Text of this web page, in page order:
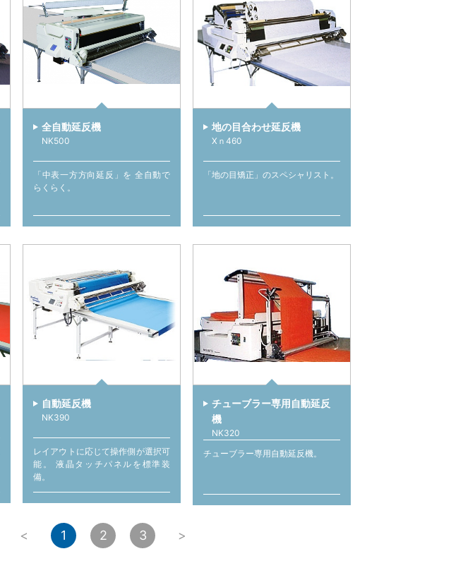
全自動延反機
NK500
「中表一方方向延反」を 全自動で
らくらく。
地の目合わせ延反機
Xｎ460
「地の目矯正」のスペシャリスト。
自動延反機
NK390
レイアウトに応じて操作側が選択可
能。 液晶タッチパネルを標準装
備。
チューブラー専用自動延反
機
NK320
チューブラー専用自動延反機。
< 1 2 3 >